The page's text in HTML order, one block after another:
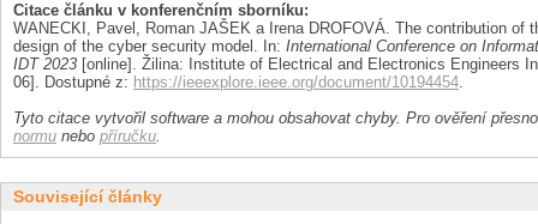
Citace článku v konferenčním sborníku:
WANECKI, Pavel, Roman JAŠEK a Irena DROFOVÁ. The contribution of
design of the cyber security model. In: International Conference on
IDT 2023 [online]. Žilina: Institute of Electrical and Electronics Engineers
06]. Dostupné z: https://ieeexplore.ieee.org/document/10194454.
Tyto citace vytvořil software a mohou obsahovat chyby. Pro ověření
normu nebo příručku.
Související články